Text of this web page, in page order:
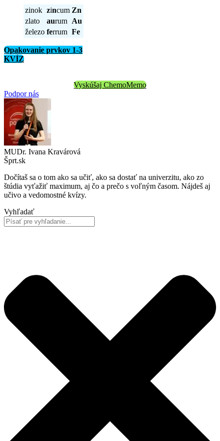
zinok zincum Zn
zlato
aurum Au
železo ferrum Fe
Opakovanie prvkov 1-3
KVÍZ
Vyskúšaj ChemoMemo
Podpor nás
MUDr. Ivana Kravárová
Šprt.sk
Dočítaš sa o tom ako sa učiť, ako sa dostať na univerzitu, ako zo
štúdia vyťažiť maximum, aj čo a prečo s voľným časom. Nájdeš aj
učivo a vedomostné kvízy.
Vyhľadať